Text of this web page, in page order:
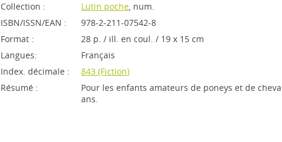
Collection :
Lutin poche, num.
ISBN/ISSN/EAN :
978-2-211-07542-8
Format :
28 p. / ill. en coul. / 19 x 15 cm
Langues:
Français
Index. décimale :
843 (Fiction)
Résumé :
Pour les enfants amateurs de poneys et de
ans.